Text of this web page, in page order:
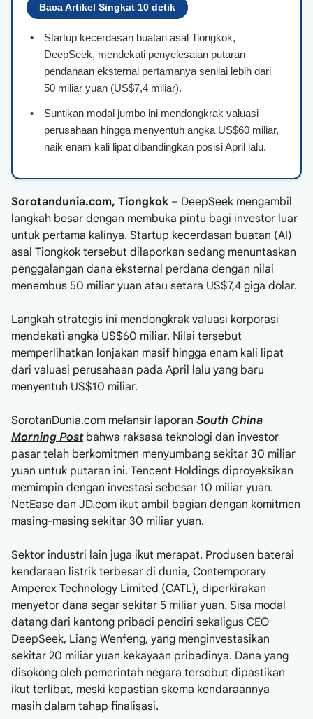
Baca Artikel Singkat 10 detik
•
Startup kecerdasan buatan asal Tiongkok,
DeepSeek, mendekati penyelesaian putaran
pendanaan eksternal pertamanya senilai lebih dari
50 miliar yuan (US$7,4 miliar).
•
Suntikan modal jumbo ini mendongkrak valuasi
perusahaan hingga menyentuh angka US$60 miliar,
naik enam kali lipat dibandingkan posisi April lalu.
Sorotandunia.com, Tiongkok – DeepSeek mengambil
langkah besar dengan membuka pintu bagi investor luar
untuk pertama kalinya. Startup kecerdasan buatan (AI)
asal Tiongkok tersebut dilaporkan sedang menuntaskan
penggalangan dana eksternal perdana dengan nilai
menembus 50 miliar yuan atau setara US$7,4 giga dolar.
Langkah strategis ini mendongkrak valuasi korporasi
mendekati angka US$60 miliar. Nilai tersebut
memperlihatkan lonjakan masif hingga enam kali lipat
dari valuasi perusahaan pada April lalu yang baru
menyentuh US$10 miliar.
SorotanDunia.com melansir laporan South China
Morning Postbahwa raksasa teknologi dan investor
pasar telah berkomitmen menyumbang sekitar 30 miliar
yuan untuk putaran ini. Tencent Holdings diproyeksikan
memimpin dengan investasi sebesar 10 miliar yuan.
NetEase dan JD.com ikut ambil bagian dengan komitmen
masing-masing sekitar 30 miliar yuan.
Sektor industri lain juga ikut merapat. Produsen baterai
kendaraan listrik terbesar di dunia, Contemporary
Amperex Technology Limited (CATL), diperkirakan
menyetor dana segar sekitar 5 miliar yuan. Sisa modal
datang dari kantong pribadi pendiri sekaligus CEO
DeepSeek, Liang Wenfeng, yang menginvestasikan
sekitar 20 miliar yuan kekayaan pribadinya. Dana yang
disokong oleh pemerintah negara tersebut dipastikan
ikut terlibat, meski kepastian skema kendaraannya
masih dalam tahap finalisasi.